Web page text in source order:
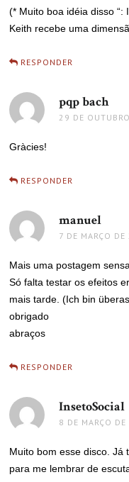
(* Muito boa idéia disso “:
Keith recebe uma
RESPONDER
pqp bach
29 DE
Gràcies!
RESPONDER
manuel
7 DE MARÇO
Mais uma postagem
Só falta testar os efeitos
mais tarde. (Ich bin
obrigado
abraços
RESPONDER
InsetoSocial
8 DE MARÇO
Muito bom esse disco. Já
para me lembrar de